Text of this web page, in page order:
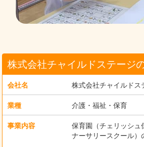
株式会社チャイルドステージ
会社名 株式会社チャイルドス
業種 介護・福祉・保育
事業内容
保育園（チェリッシュ
ナーサリースクール）